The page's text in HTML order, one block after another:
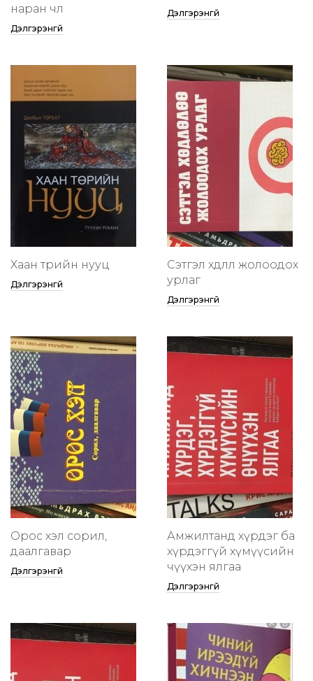
наран чөлөө
Дэлгэрэнгүй
Дэлгэрэнгүй
Хаан төрийн нууц
Дэлгэрэнгүй
Сэтгэл хөдлөлөө жолоодох
урлаг
Дэлгэрэнгүй
Орос хэл сорил,
даалгавар
Дэлгэрэнгүй
Амжилтанд хүрдэг ба
хүрдэггүй хүмүүсийн
өчүүхэн ялгаа
Дэлгэрэнгүй